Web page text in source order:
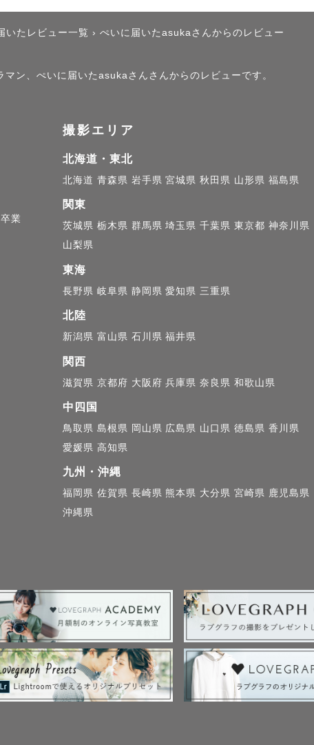
いたレビュー一覧 › ぺいに届いたasukaさんからのレビュー
ン、ぺいに届いたasukaさんさんからのレビューです。
業
撮影エリア
北海道・東北
北海道 青森県 岩手県 宮城県 秋田県 山形県 福島県
関東
茨城県 栃木県 群馬県 埼玉県 千葉県 東京都 神奈川県
山梨県
東海
長野県 岐阜県 静岡県 愛知県 三重県
北陸
新潟県 富山県 石川県 福井県
関西
滋賀県 京都府 大阪府 兵庫県 奈良県 和歌山県
中四国
鳥取県 島根県 岡山県 広島県 山口県 徳島県 香川県
愛媛県 高知県
九州・沖縄
福岡県 佐賀県 長崎県 熊本県 大分県 宮崎県 鹿児島県
沖縄県